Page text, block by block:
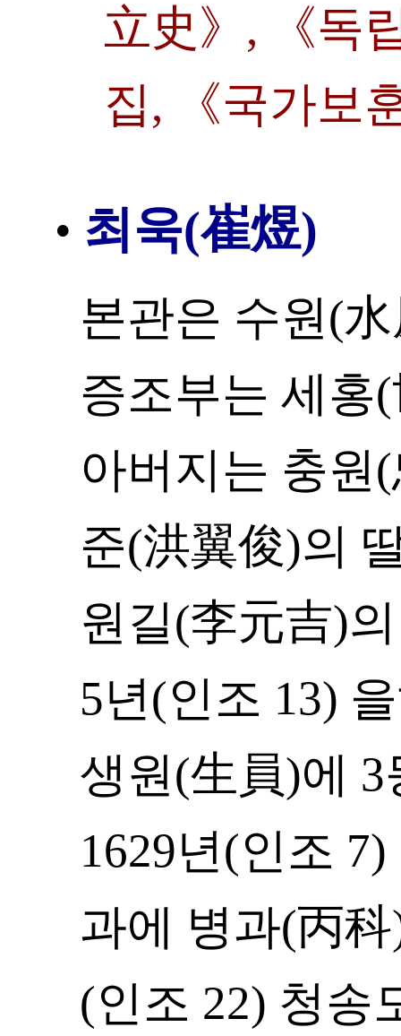
立史》, 《독
집, 《국가보
• 최욱(崔煜)
본관은 수원(
증조부는 세홍
아버지는 충원
준(洪翼俊)의
원길(李元吉)
5년(인조 13)
생원(生員)에
1629년(인조
과에 병과(丙
(인조 22) 청송